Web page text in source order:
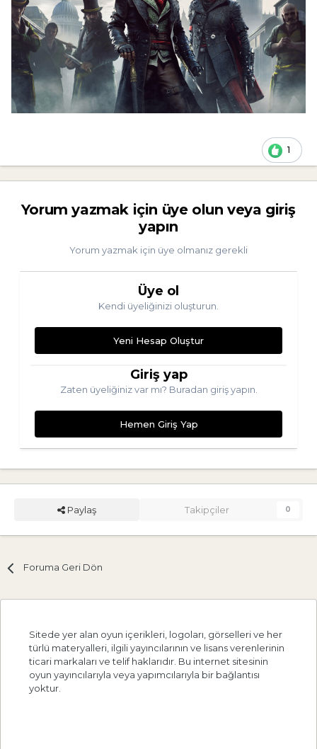
1
Yorum yazmak için üye olun veya giriş
yapın
Yorum yazmak için üye olmanız gerekli
Üye ol
Kendi üyeliğinizi oluşturun.
Yeni Hesap Oluştur
Giriş yap
Zaten üyeliğiniz var mı? Buradan giriş yapın.
Hemen Giriş Yap
Paylaş Takipçiler 0
Foruma Geri Dön
Sitede yer alan oyun içerikleri, logoları, görselleri ve her
türlü materyalleri, ilgili yayıncılarının ve lisans verenlerinin
ticari markaları ve telif haklarıdır. Bu internet sitesinin
oyun yayıncılarıyla veya yapımcılarıyla bir bağlantısı
yoktur.